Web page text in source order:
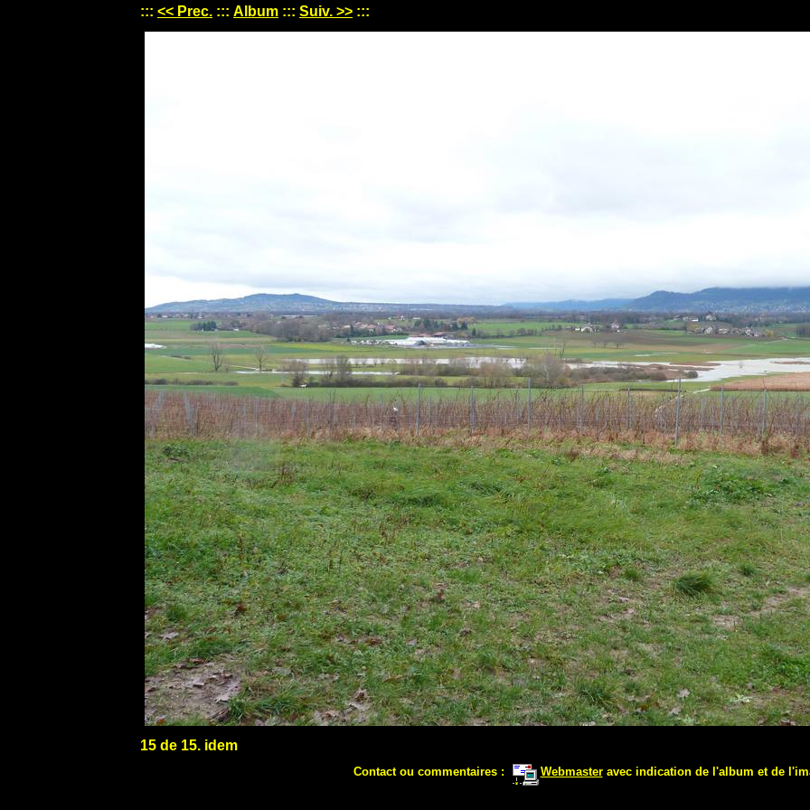
::: << Prec. ::: Album ::: Suiv. >> :::
15 de 15. idem
Contact ou commentaires : Webmasteravec indication de l'album et de